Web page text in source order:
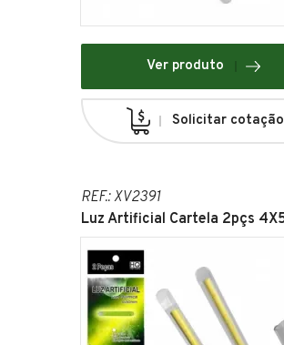
Ver produto
Solicitar cotação
REF.: XV2391
Luz Artificial Cartela 2pçs